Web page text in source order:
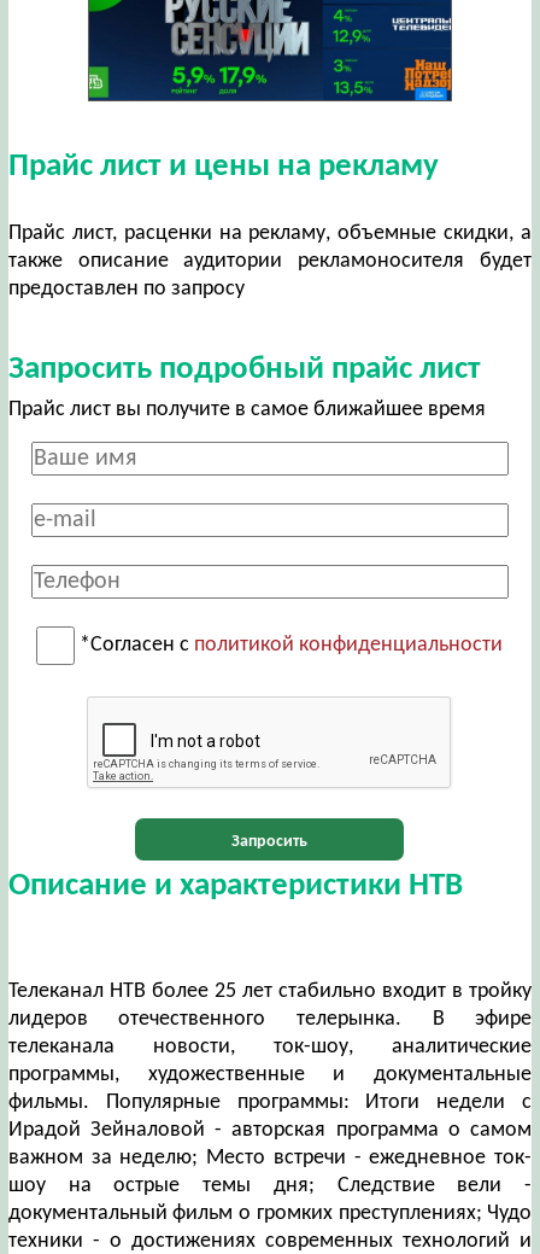
Прайс лист и цены на рекламу
Прайс лист, расценки на рекламу, объемные скидки, а
также описание аудитории рекламоносителя будет
предоставлен по запросу
Запросить подробный прайс лист
Прайс лист вы получите в самое ближайшее время
*Согласен с политикой конфиденциальности
Запросить
Описание и характеристики НТВ
Телеканал НТВ более 25 лет стабильно входит в тройку
лидеров отечественного телерынка. В эфире
телеканала новости, ток-шоу, аналитические
программы, художественные и документальные
фильмы. Популярные программы: Итоги недели с
Ирадой Зейналовой - авторская программа о самом
важном за неделю; Место встречи - ежедневное ток-
шоу на острые темы дня; Следствие вели -
документальный фильм о громких преступлениях; Чудо
техники - о достижениях современных технологий и